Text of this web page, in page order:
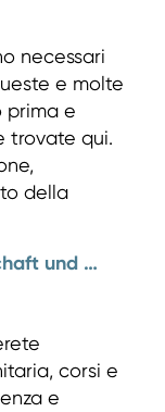
necessari
e molte
prima e
trovate qui.
della
Geburt
corsi e
e